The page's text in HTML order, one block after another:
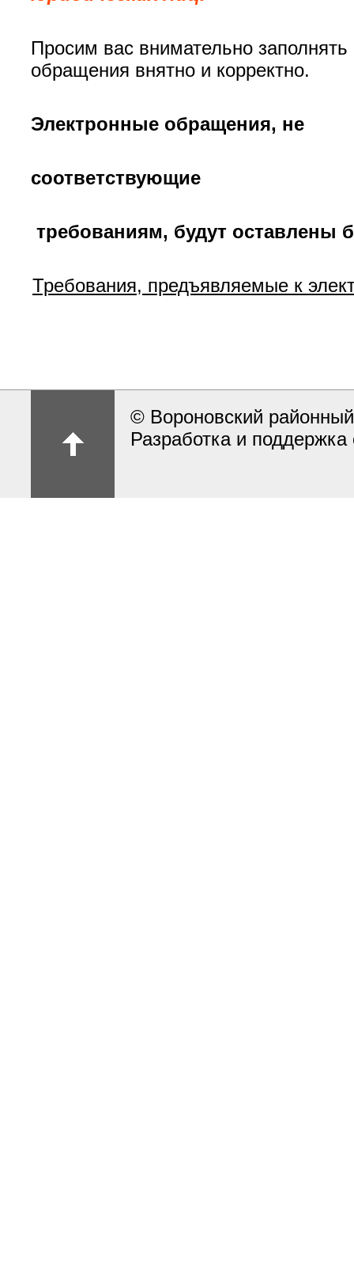
Просим вас внимательно
обращения внятно и корректно.
Электронные oбращения, не
соответствующие
требованиям, будут оставлены
Требования, предъявляемые к
© Вороновский
Разработка и поддержка